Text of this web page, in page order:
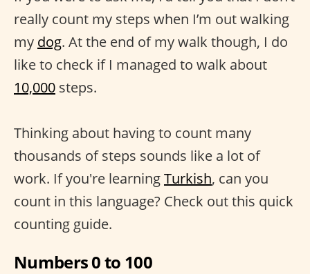
really count my steps when I’m out walking
my dog. At the end of my walk though, I do
like to check if I managed to walk about
10,000 steps.
Thinking about having to count many
thousands of steps sounds like a lot of
work. If you're learningTurkish, can you
count in this language? Check out this quick
counting guide.
Numbers 0 to 100